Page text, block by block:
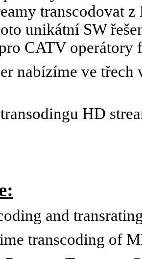
transcodovat
unikátní SW
CATV operátory
nabízíme ve třech
HD
and
transcoding of